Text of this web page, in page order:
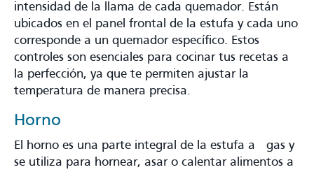
intensidad de la llama de cada quemador. Están
ubicados en el panel frontal de la estufa y cada uno
corresponde a un quemador específico. Estos
controles son esenciales para cocinar tus recetas a
la perfección, ya que te permiten ajustar la
temperatura de manera precisa.
Horno
El horno es una parte integral de la estufa a gas y
se utiliza para hornear, asar o calentar alimentos a